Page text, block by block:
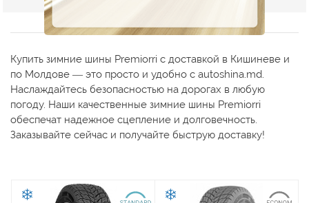
Купить зимние шины Premiorri с доставкой в Кишиневе и
по Молдове — это просто и удобно с autoshina.md.
Наслаждайтесь безопасностью на дорогах в любую
погоду. Наши качественные зимние шины Premiorri
обеспечат надежное сцепление и долговечность.
Заказывайте сейчас и получайте быструю доставку!